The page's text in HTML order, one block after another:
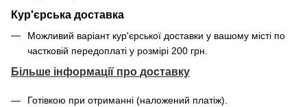
Кур'єрська доставка
Можливий варіант кур'єрської доставки у вашому місті по
частковій передоплаті у розмірі 200 грн.
Більше інформації про доставку
Готівкою при отриманні (наложений платіж).